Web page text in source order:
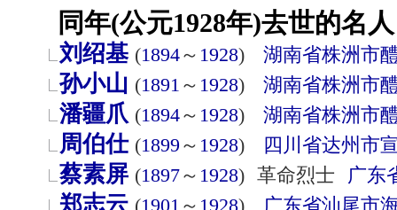
同年(公元1928年)去世的名
刘绍基 (1894～ 1928) 湖南省株洲市
孙小山 (1891 ～ 1928) 湖南省株洲市
潘疆爪 (1894～ 1928) 湖南省株洲市
周伯仕 (1899 ～ 1928) 四川省达州市
蔡素屏 (1897～ 1928) 革命烈士 广东
郑志云 (1901 ～ 1928) 广东省汕尾市